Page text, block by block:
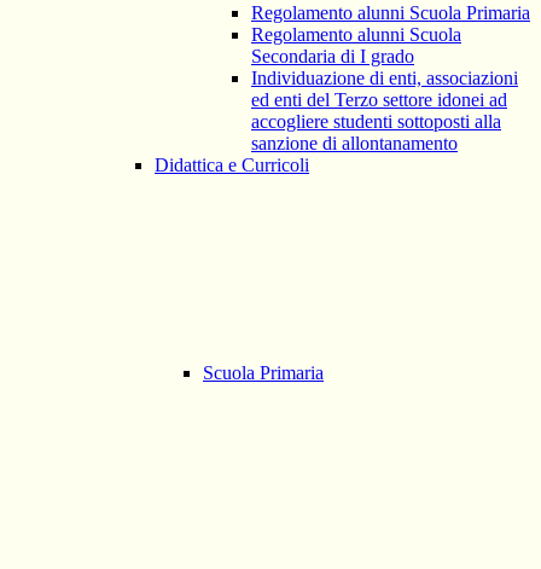
Regolamento alunni Scuola Primaria
Regolamento alunni Scuola
Secondaria di I grado
Individuazione di enti, associazioni
ed enti del Terzo settore idonei ad
accogliere studenti sottoposti alla
sanzione di allontanamento
Didattica e Curricoli
Scuola Primaria